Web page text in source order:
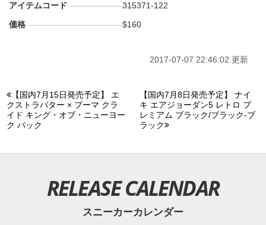
アイテムコード
315371-122
価格
$160
2017-07-07 22:46:02 更新
【国内7月15日発売予定】 エ
クストラバター × プーマ クラ
イド キング・オブ・ニューヨー
ク パック
【国内7月8日発売予定】 ナイ
キ エアジョーダン5 レトロ プ
レミアム ブラック/ブラック-ブ
ラック
RELEASE CALENDAR
スニーカーカレンダー